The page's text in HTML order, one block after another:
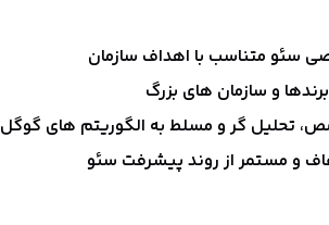
سئو متناسب با اهداف سازمان
و سازمان های بزرگ
تحلیل گر و مسلط به الگوریتم های گوگل
و مستمر از روند پیشرفت سئو